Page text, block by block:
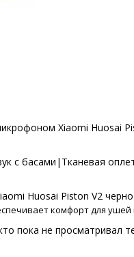
Xiaomi Huosai
с басами|Тканевая
Huosai Piston V2
комфорт для
пока не просматривал